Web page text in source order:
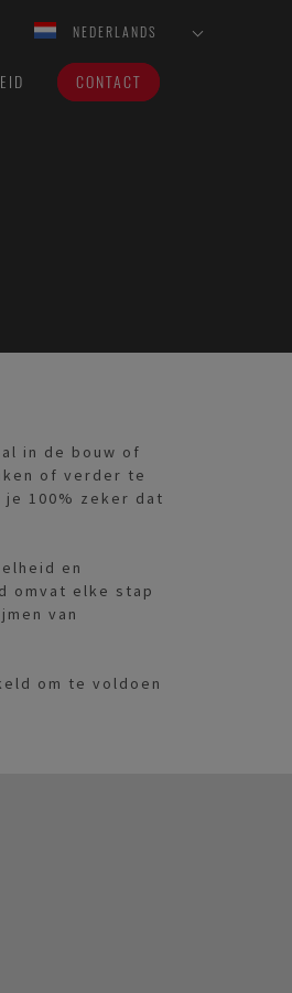
NEDERLANDS
CONTACT
in de bouw of
of verder te
je 100% zeker dat
en
omvat elke stap
van
om te voldoen